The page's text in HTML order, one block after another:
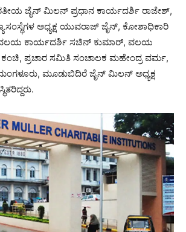
ಜೈನ್ ಮಿಲನ್ ಪ್ರಧಾನ ಕಾರ್ಯದರ್ಶಿ ರಾಜೇಶ್,
ಅಧ್ಯಕ್ಷ ಯುವರಾಜ್ ಜೈನ್, ಕೋಶಾಧಿಕಾರಿ
ಕಾರ್ಯದರ್ಶಿ ಸಚಿನ್ ಕುಮಾರ್, ವಲಯ
ಪ್ರಚಾರ ಸಮಿತಿ ಸಂಚಾಲಕ ಮಹೇಂದ್ರ ವರ್ಮ,
ಮೂಡುಬಿದಿರೆ ಜೈನ್ ಮಿಲನ್ ಅಧ್ಯಕ್ಷ